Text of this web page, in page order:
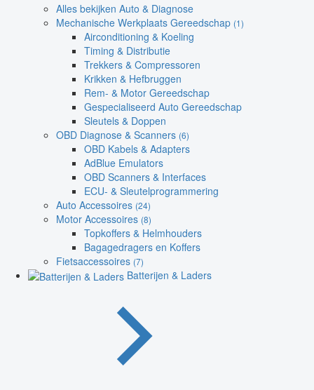
Alles bekijken Auto & Diagnose
Mechanische Werkplaats Gereedschap (1)
Airconditioning & Koeling
Timing & Distributie
Trekkers & Compressoren
Krikken & Hefbruggen
Rem- & Motor Gereedschap
Gespecialiseerd Auto Gereedschap
Sleutels & Doppen
OBD Diagnose & Scanners (6)
OBD Kabels & Adapters
AdBlue Emulators
OBD Scanners & Interfaces
ECU- & Sleutelprogrammering
Auto Accessoires (24)
Motor Accessoires (8)
Topkoffers & Helmhouders
Bagagedragers en Koffers
Fietsaccessoires (7)
Batterijen & Laders